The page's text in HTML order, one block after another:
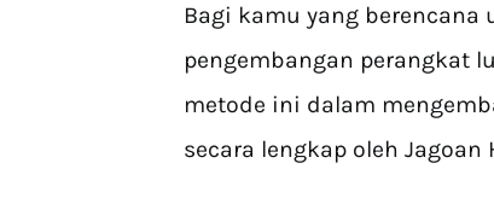
Bagi kamu yang
pengembangan perangkat
metode ini dalam
secara lengkap oleh